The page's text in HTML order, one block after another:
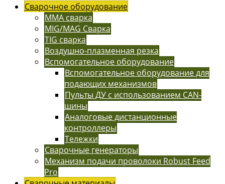
Сварочное оборудование
MMA сварка
MIG/MAG Сварка
TIG сварка
Воздушно-плазменная резка
Вспомогательное оборудование
Вспомогательное оборудование для
подающих механизмов
Пульты ДУ с использованием CAN-
шины
Аналоговые дистанционные
контроллеры
Тележки
Сварочные генераторы
Механизм подачи проволоки Robust Feed
Pro